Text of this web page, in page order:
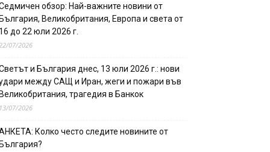
обзор: Най-важните новини от
Великобритания, Европа и света от
до 22 юли 2026 г.
07/2026
и България днес, 13 юли 2026 г.: нови
между САЩ и Иран, жеги и пожари във
трагедия в Банкок
07/2026
Колко често следите новините от